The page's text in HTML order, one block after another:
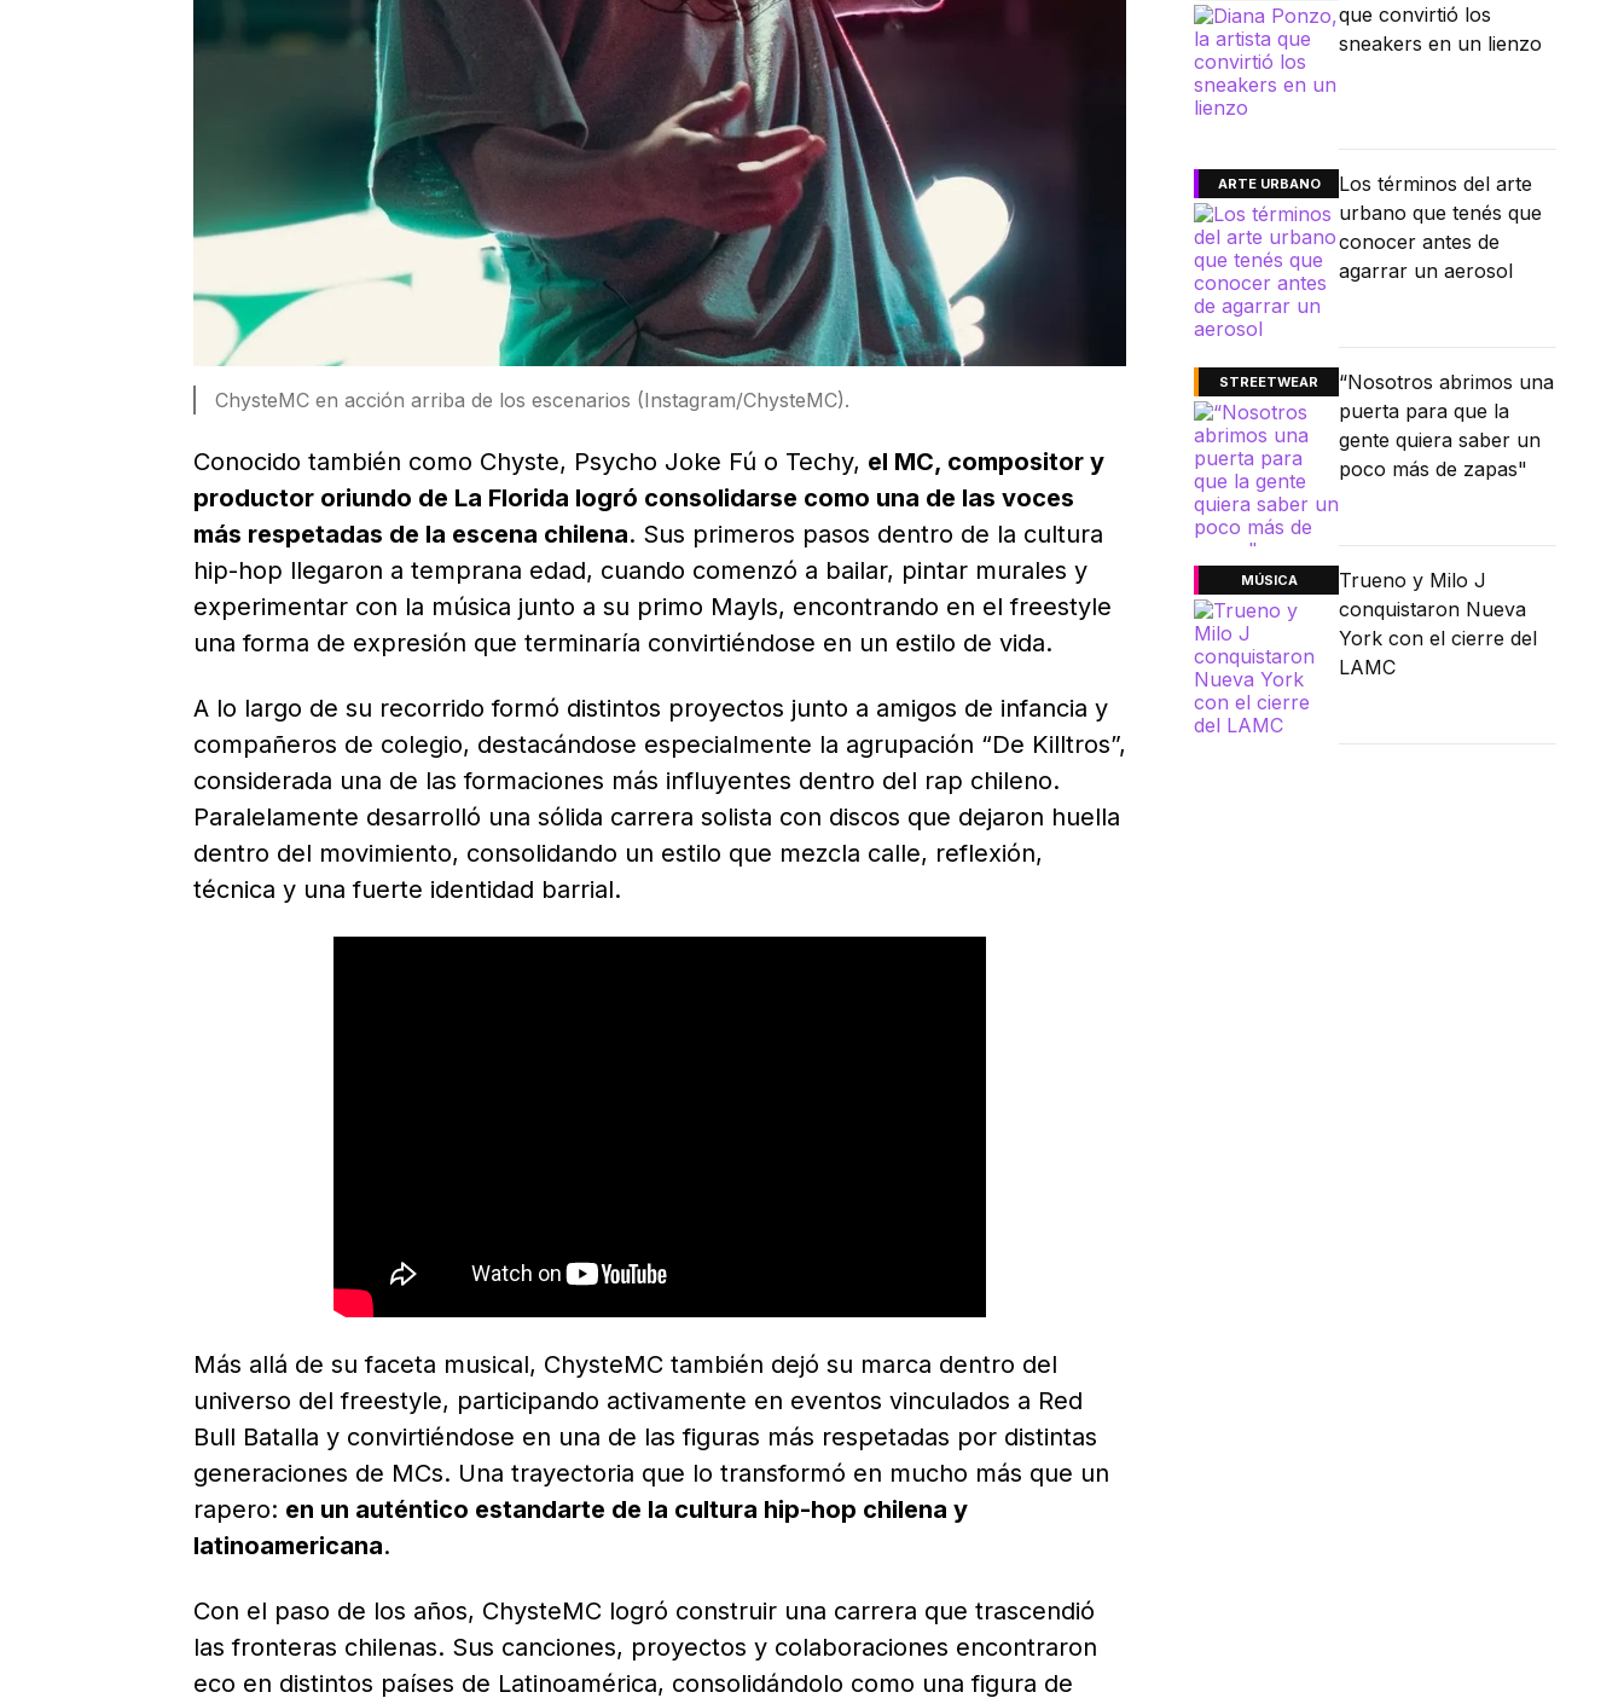
ChysteMC en acción arriba de los escenarios (Instagram/ChysteMC).
Conocido también como Chyste, Psycho Joke Fú o Techy, el MC, compositor y
productor oriundo de La Florida logró consolidarse como una de las voces
más respetadas de la escena chilena. Sus primeros pasos dentro de la cultura
hip-hop llegaron a temprana edad, cuando comenzó a bailar, pintar murales y
experimentar con la música junto a su primo Mayls, encontrando en el freestyle
una forma de expresión que terminaría convirtiéndose en un estilo de vida.
A lo largo de su recorrido formó distintos proyectos junto a amigos de infancia y
compañeros de colegio, destacándose especialmente la agrupación “De Killtros”,
considerada una de las formaciones más influyentes dentro del rap chileno.
Paralelamente desarrolló una sólida carrera solista con discos que dejaron huella
dentro del movimiento, consolidando un estilo que mezcla calle, reflexión,
técnica y una fuerte identidad barrial.
Más allá de su faceta musical, ChysteMC también dejó su marca dentro del
universo del freestyle, participando activamente en eventos vinculados a Red
Bull Batalla y convirtiéndose en una de las figuras más respetadas por distintas
generaciones de MCs. Una trayectoria que lo transformó en mucho más que un
rapero: en un auténtico estandarte de la cultura hip-hop chilena y
latinoamericana.
Con el paso de los años, ChysteMC logró construir una carrera que trascendió
las fronteras chilenas. Sus canciones, proyectos y colaboraciones encontraron
eco en distintos países de Latinoamérica, consolidándolo como una figura de
que convirtió los
sneakers en un lienzo
ARTE URBANO
Los términos del arte
urbano que tenés que
conocer antes de
agarrar un aerosol
STREETWEAR
“Nosotros abrimos una
puerta para que la
gente quiera saber un
poco más de zapas"
MÚSICA
Trueno y Milo J
conquistaron Nueva
York con el cierre del
LAMC